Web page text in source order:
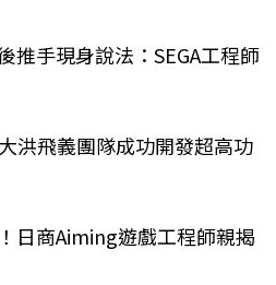
推手現身說法：SEGA工程師
洪飛義團隊成功開發超高功
日商Aiming遊戲工程師親揭